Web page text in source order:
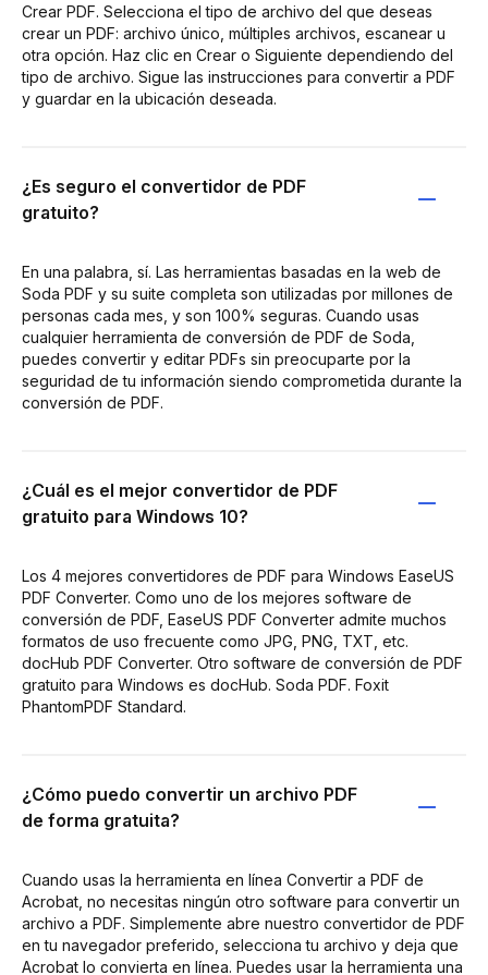
Crear PDF. Selecciona el tipo de archivo del que deseas
crear un PDF: archivo único, múltiples archivos, escanear u
otra opción. Haz clic en Crear o Siguiente dependiendo del
tipo de archivo. Sigue las instrucciones para convertir a PDF
y guardar en la ubicación deseada.
¿Es seguro el convertidor de PDF
gratuito?
En una palabra, sí. Las herramientas basadas en la web de
Soda PDF y su suite completa son utilizadas por millones de
personas cada mes, y son 100% seguras. Cuando usas
cualquier herramienta de conversión de PDF de Soda,
puedes convertir y editar PDFs sin preocuparte por la
seguridad de tu información siendo comprometida durante la
conversión de PDF.
¿Cuál es el mejor convertidor de PDF
gratuito para Windows 10?
Los 4 mejores convertidores de PDF para Windows EaseUS
PDF Converter. Como uno de los mejores software de
conversión de PDF, EaseUS PDF Converter admite muchos
formatos de uso frecuente como JPG, PNG, TXT, etc.
docHub PDF Converter. Otro software de conversión de PDF
gratuito para Windows es docHub. Soda PDF. Foxit
PhantomPDF Standard.
¿Cómo puedo convertir un archivo PDF
de forma gratuita?
Cuando usas la herramienta en línea Convertir a PDF de
Acrobat, no necesitas ningún otro software para convertir un
archivo a PDF. Simplemente abre nuestro convertidor de PDF
en tu navegador preferido, selecciona tu archivo y deja que
Acrobat lo convierta en línea. Puedes usar la herramienta una